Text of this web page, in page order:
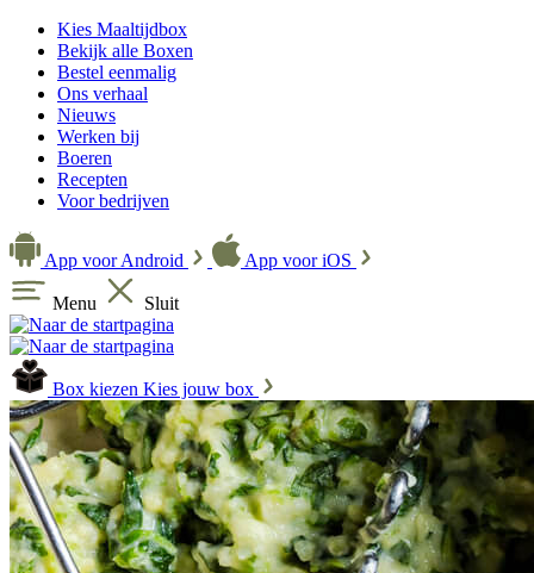
Kies Maaltijdbox
Bekijk alle Boxen
Bestel eenmalig
Ons verhaal
Nieuws
Werken bij
Boeren
Recepten
Voor bedrijven
App voor Android App voor iOS
Menu Sluit
Box kiezen Kies jouw box